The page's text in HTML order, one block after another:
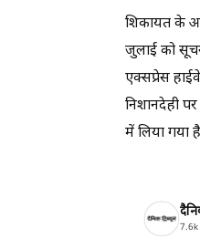
शिकायत के
जुलाई को
एक्सप्रेस
निशानदेही
में लिया गया
7.6k